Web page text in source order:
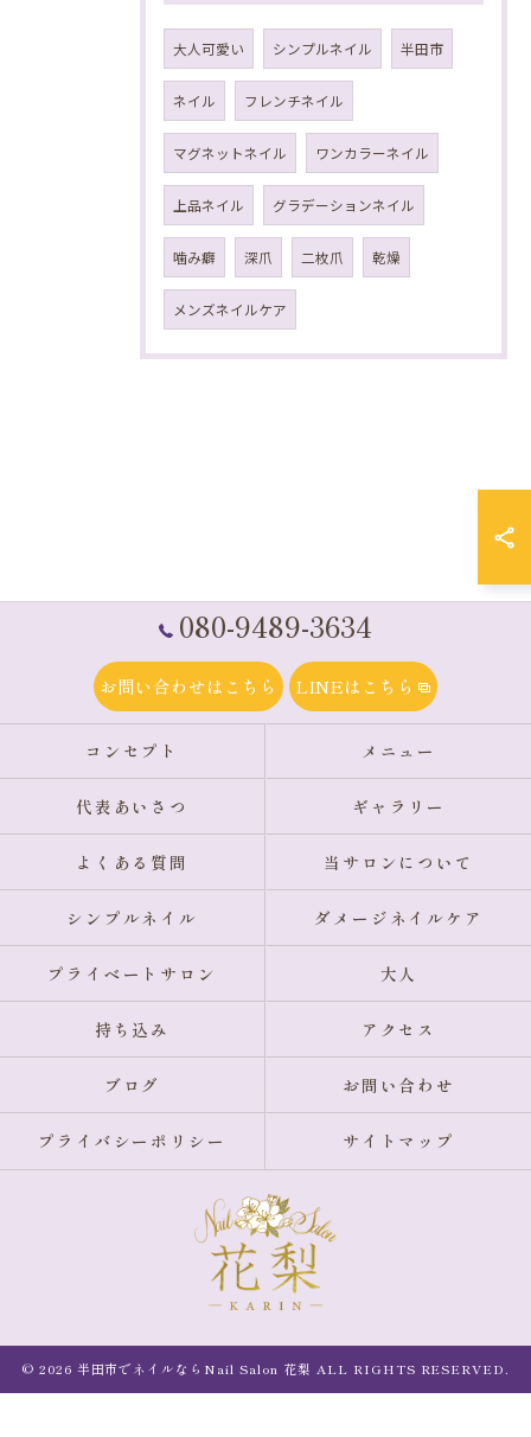
大人可愛い シンプルネイル 半田市
ネイル フレンチネイル
マグネットネイル ワンカラーネイル
上品ネイル グラデーションネイル
噛み癖 深爪 二枚爪 乾燥
メンズネイルケア
080-9489-3634
お問い合わせはこちら LINEはこちら
コンセプト メニュー
代表あいさつ ギャラリー
よくある質問 当サロンについて
シンプルネイル ダメージネイルケア
プライベートサロン 大人
持ち込み アクセス
ブログ お問い合わせ
プライバシーポリシー サイトマップ
© 2026 半田市でネイルならNail Salon 花梨 ALL RIGHTS RESERVED.